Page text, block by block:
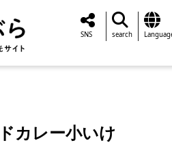
SNS search
カレー小いけ